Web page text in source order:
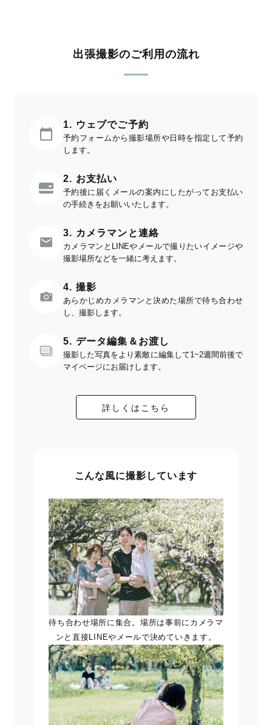
出張撮影のご利用の流れ
1. ウェブでご予約
予約フォームから撮影場所や日時を指定して予約
します。
2. お支払い
予約後に届くメールの案内にしたがってお支払い
の手続きをお願いいたします。
3. カメラマンと連絡
カメラマンとLINEやメールで撮りたいイメージや
撮影場所などを一緒に考えます。
4. 撮影
あらかじめカメラマンと決めた場所で待ち合わせ
し、撮影します。
5. データ編集＆お渡し
撮影した写真をより素敵に編集して1~2週間前後で
マイページにお届けします。
詳しくはこちら
こんな風に撮影しています
待ち合わせ場所に集合。場所は事前にカメラマ
ンと直接LINEやメールで決めていきます。